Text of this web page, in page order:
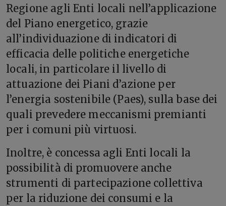
Regione agli Enti locali nell’applicazione
del Piano energetico, grazie
all’individuazione di indicatori di
efficacia delle politiche energetiche
locali, in particolare il livello di
attuazione dei Piani d’azione per
l’energia sostenibile (Paes), sulla base dei
quali prevedere meccanismi premianti
per i comuni più virtuosi.
Inoltre, è concessa agli Enti locali la
possibilità di promuovere anche
strumenti di partecipazione collettiva
per la riduzione dei consumi e la